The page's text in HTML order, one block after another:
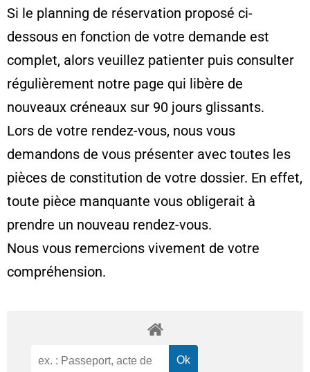
Si le planning de réservation proposé ci-
dessous en fonction de votre demande est
complet, alors veuillez patienter puis consulter
régulièrement notre page qui libère de
nouveaux créneaux sur 90 jours glissants.
Lors de votre rendez-vous, nous vous
demandons de vous présenter avec toutes les
pièces de constitution de votre dossier. En effet,
toute pièce manquante vous obligerait à
prendre un nouveau rendez-vous.
Nous vous remercions vivement de votre
compréhension.